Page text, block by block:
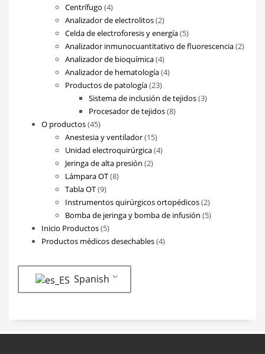
Centrífugo 44
productos
Analizador de electrolitos 22
productos
Celda de electroforesis y energía 55
productos
Analizador inmunocuantitativo de fluorescencia 22
Analizador de bioquímica 44
productos
Analizador de hematología 44
Productos de patología 2323
productos
Sistema de inclusión de tejidos 33
Procesador de tejidos 88
O productos 4545
productos
Anestesia y ventilador 1515
productos
Unidad electroquirúrgica 44
Jeringa de alta presión 22
Lámpara OT 88
Tabla OT 99
productos
Instrumentos quirúrgicos ortopédicos 22
productos
Bomba de jeringa y bomba de infusión 55
Inicio Productos 55
productos
Productos médicos desechables 44
Spanish